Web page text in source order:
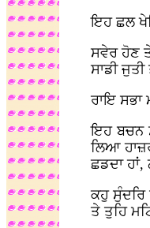
ਇਹ ਛਲ
ਸਵੇਰ ਹੋਣ
ਸਾਡੀ
ਰਾਇ ਸਭਾ
ਇਹ ਬਚਨ
ਲਿਆ
ਛਡਦਾ ਹਾਂ,
ਕਹੁ ਸੁੰਦਰਿ
ਤੇ ਤੁਹਿ